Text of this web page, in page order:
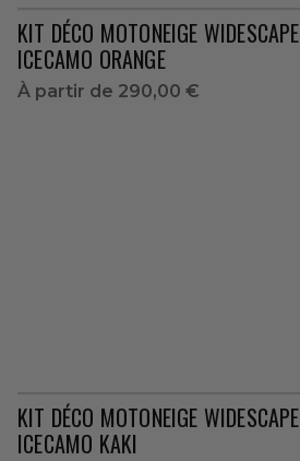
KIT DÉCO MOTONEIGE WIDESCAPE
ICECAMO ORANGE
À partir de 290,00 €
KIT DÉCO MOTONEIGE WIDESCAPE
ICECAMO KAKI